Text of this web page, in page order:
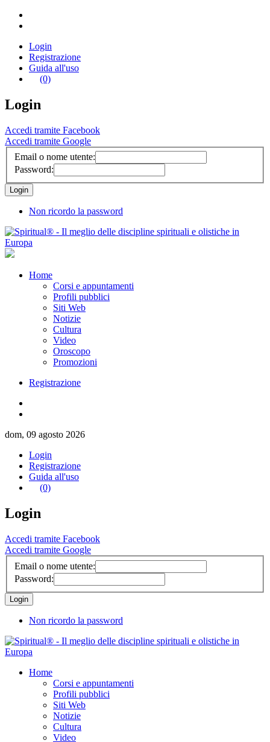
Login
Registrazione
Guida all'uso
(0)
Login
Accedi tramite Facebook
Accedi tramite Google
Email o nome utente:
Password:
Non ricordo la password
Home
Corsi e appuntamenti
Profili pubblici
Siti Web
Notizie
Cultura
Video
Oroscopo
Promozioni
Registrazione
dom, 09 agosto 2026
Login
Registrazione
Guida all'uso
(0)
Login
Accedi tramite Facebook
Accedi tramite Google
Email o nome utente:
Password:
Non ricordo la password
Home
Corsi e appuntamenti
Profili pubblici
Siti Web
Notizie
Cultura
Video